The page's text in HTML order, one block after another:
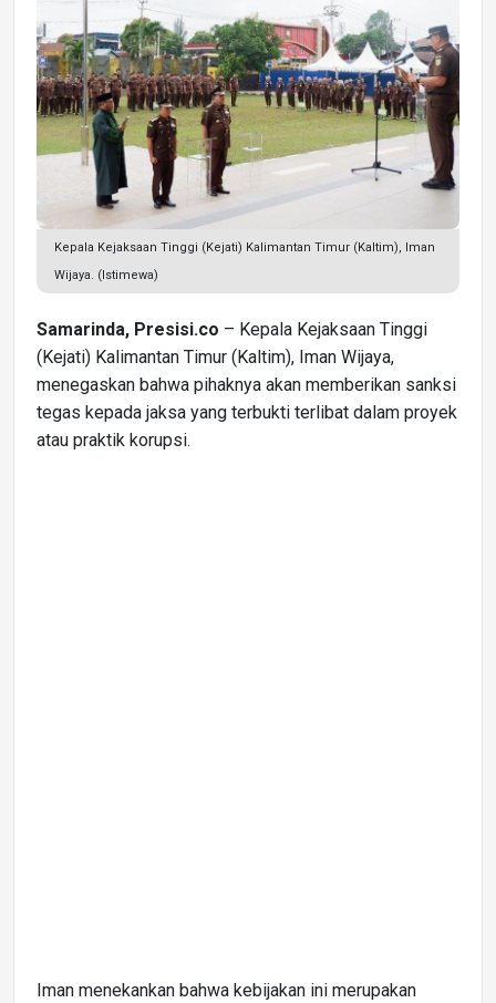
Kepala Kejaksaan Tinggi (Kejati) Kalimantan Timur (Kaltim), Iman
Wijaya. (Istimewa)
Samarinda, Presisi.co – Kepala Kejaksaan Tinggi
(Kejati) Kalimantan Timur (Kaltim), Iman Wijaya,
menegaskan bahwa pihaknya akan memberikan sanksi
tegas kepada jaksa yang terbukti terlibat dalam proyek
atau praktik korupsi.
Iman menekankan bahwa kebijakan ini merupakan